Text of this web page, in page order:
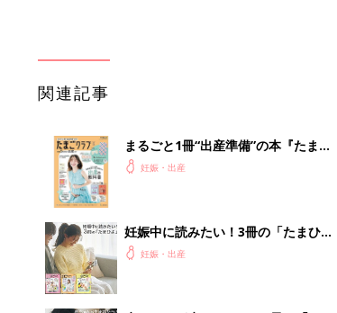
関連記事
まるごと1冊“出産準備”の本『たまご
クラブ 夏号』〈スペシャル大特集〉
妊娠・出産
妊娠中に読みたい！3冊の「たまひ
よ」妊娠・出産